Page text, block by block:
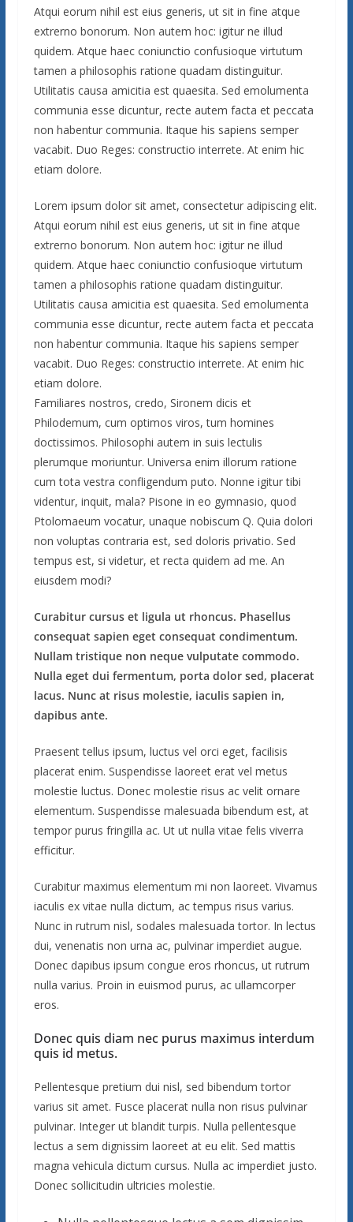
Atqui eorum nihil est eius generis, ut sit in fine atque
extrerno bonorum. Non autem hoc: igitur ne illud
quidem. Atque haec coniunctio confusioque virtutum
tamen a philosophis ratione quadam distinguitur.
Utilitatis causa amicitia est quaesita. Sed emolumenta
communia esse dicuntur, recte autem facta et peccata
non habentur communia. Itaque his sapiens semper
vacabit. Duo Reges: constructio interrete. At enim hic
etiam dolore.
Lorem ipsum dolor sit amet, consectetur adipiscing elit.
Atqui eorum nihil est eius generis, ut sit in fine atque
extrerno bonorum. Non autem hoc: igitur ne illud
quidem. Atque haec coniunctio confusioque virtutum
tamen a philosophis ratione quadam distinguitur.
Utilitatis causa amicitia est quaesita. Sed emolumenta
communia esse dicuntur, recte autem facta et peccata
non habentur communia. Itaque his sapiens semper
vacabit. Duo Reges: constructio interrete. At enim hic
etiam dolore.
Familiares nostros, credo, Sironem dicis et
Philodemum, cum optimos viros, tum homines
doctissimos. Philosophi autem in suis lectulis
plerumque moriuntur. Universa enim illorum ratione
cum tota vestra confligendum puto. Nonne igitur tibi
videntur, inquit, mala? Pisone in eo gymnasio, quod
Ptolomaeum vocatur, unaque nobiscum Q. Quia dolori
non voluptas contraria est, sed doloris privatio. Sed
tempus est, si videtur, et recta quidem ad me. An
eiusdem modi?
Curabitur cursus et ligula ut rhoncus. Phasellus
consequat sapien eget consequat condimentum.
Nullam tristique non neque vulputate commodo.
Nulla eget dui fermentum, porta dolor sed, placerat
lacus. Nunc at risus molestie, iaculis sapien in,
dapibus ante.
Praesent tellus ipsum, luctus vel orci eget, facilisis
placerat enim. Suspendisse laoreet erat vel metus
molestie luctus. Donec molestie risus ac velit ornare
elementum. Suspendisse malesuada bibendum est, at
tempor purus fringilla ac. Ut ut nulla vitae felis viverra
efficitur.
Curabitur maximus elementum mi non laoreet. Vivamus
iaculis ex vitae nulla dictum, ac tempus risus varius.
Nunc in rutrum nisl, sodales malesuada tortor. In lectus
dui, venenatis non urna ac, pulvinar imperdiet augue.
Donec dapibus ipsum congue eros rhoncus, ut rutrum
nulla varius. Proin in euismod purus, ac ullamcorper
eros.
Donec quis diam nec purus maximus interdum
quis id metus.
Pellentesque pretium dui nisl, sed bibendum tortor
varius sit amet. Fusce placerat nulla non risus pulvinar
pulvinar. Integer ut blandit turpis. Nulla pellentesque
lectus a sem dignissim laoreet at eu elit. Sed mattis
magna vehicula dictum cursus. Nulla ac imperdiet justo.
Donec sollicitudin ultricies molestie.